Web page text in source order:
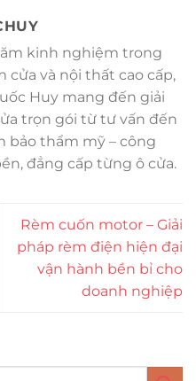
kinh nghiệm trong
cửa và nội thất cao cấp,
Huy mang đến giải
trọn gói từ tư vấn đến
bảo thẩm mỹ – công
đẳng cấp từng ô cửa.
Rèm cuốn motor – Giải
pháp rèm điện hiện đại
vận hành bền bỉ cho
doanh nghiệp